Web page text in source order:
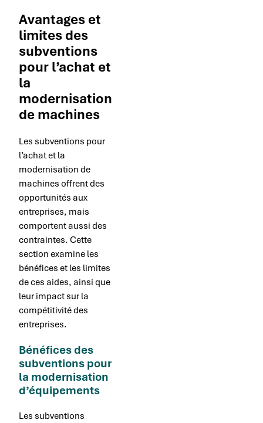
Avantages et
limites des
subventions
pour l’achat et
la
modernisation
de machines
Les subventions pour
l’achat et la
modernisation de
machines offrent des
opportunités aux
entreprises, mais
comportent aussi des
contraintes. Cette
section examine les
bénéfices et les limites
de ces aides, ainsi que
leur impact sur la
compétitivité des
entreprises.
Bénéfices des
subventions pour
la modernisation
d’équipements
Les subventions